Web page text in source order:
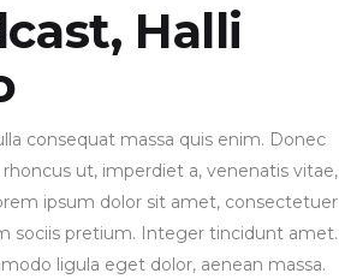
Halli
consequat massa quis enim. Donec
ut, imperdiet a, venenatis vitae,
ipsum dolor sit amet, consectetuer
sociis pretium. Integer tincidunt amet.
ligula eget dolor, aenean massa.